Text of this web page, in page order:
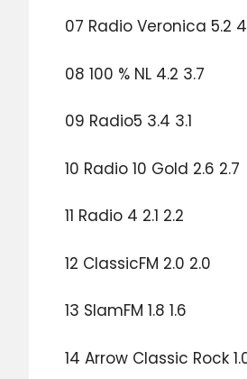
07 Radio Veronica 5.2
08 100 % NL 4.2 3.7
09 Radio5 3.4 3.1
10 Radio 10 Gold 2.6 2.7
11 Radio 4 2.1 2.2
12 ClassicFM 2.0 2.0
13 SlamFM 1.8 1.6
14 Arrow Classic Rock